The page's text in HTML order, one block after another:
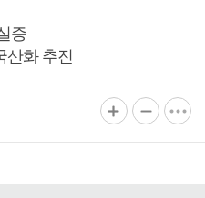
증
산화 추진